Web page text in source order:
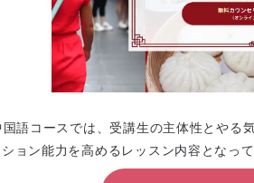
国語コースでは、受講生の主体性とやる
ョン能力を高めるレッスン内容となって